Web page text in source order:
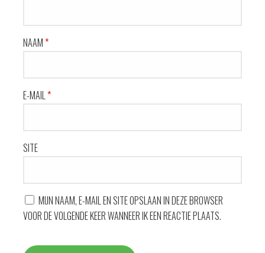
NAAM*
E-MAIL*
SITE
MIJN NAAM, E-MAIL EN SITE OPSLAAN IN DEZE BROWSER
VOOR DE VOLGENDE KEER WANNEER IK EEN REACTIE PLAATS.